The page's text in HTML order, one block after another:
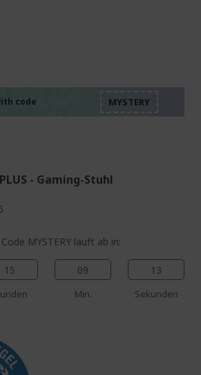
code
PLUS - Gaming-Stuhl
MYSTERY läuft ab in:
15 09
Min.
12
Sekunden